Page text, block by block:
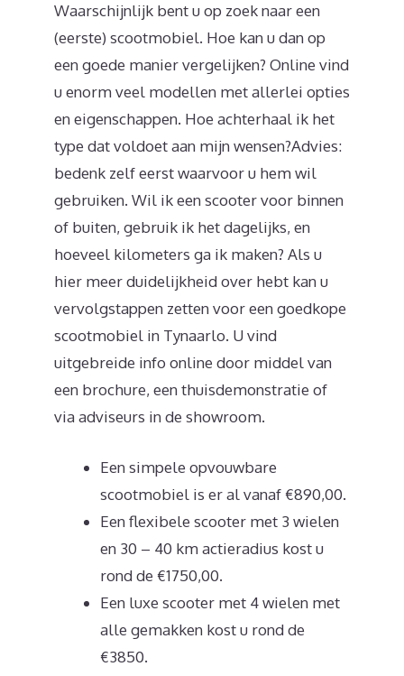
Waarschijnlijk bent u op zoek naar een
(eerste) scootmobiel. Hoe kan u dan op
een goede manier vergelijken? Online vind
u enorm veel modellen met allerlei opties
en eigenschappen. Hoe achterhaal ik het
type dat voldoet aan mijn wensen?Advies:
bedenk zelf eerst waarvoor u hem wil
gebruiken. Wil ik een scooter voor binnen
of buiten, gebruik ik het dagelijks, en
hoeveel kilometers ga ik maken? Als u
hier meer duidelijkheid over hebt kan u
vervolgstappen zetten voor een goedkope
scootmobiel in Tynaarlo. U vind
uitgebreide info online door middel van
een brochure, een thuisdemonstratie of
via adviseurs in de showroom.
Een simpele opvouwbare
scootmobiel is er al vanaf €890,00.
Een flexibele scooter met 3 wielen
en 30 – 40 km actieradius kost u
rond de €1750,00.
Een luxe scooter met 4 wielen met
alle gemakken kost u rond de
€3850.